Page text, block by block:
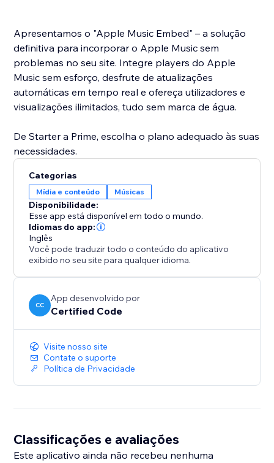
Apresentamos o "Apple Music Embed" – a solução
definitiva para incorporar o Apple Music sem
problemas no seu site. Integre players do Apple
Music sem esforço, desfrute de atualizações
automáticas em tempo real e ofereça utilizadores e
visualizações ilimitados, tudo sem marca de água.
De Starter a Prime, escolha o plano adequado às suas
necessidades.
Categorias
Mídia e conteúdo Músicas
Disponibilidade:
Esse app está disponível em todo o mundo.
Idiomas do app:
Inglês
Você pode traduzir todo o conteúdo do aplicativo
exibido no seu site para qualquer idioma.
CC
App desenvolvido por
Certified Code
Visite nosso site
Contate o suporte
Política de Privacidade
Classificações e avaliações
Este aplicativo ainda não recebeu nenhuma